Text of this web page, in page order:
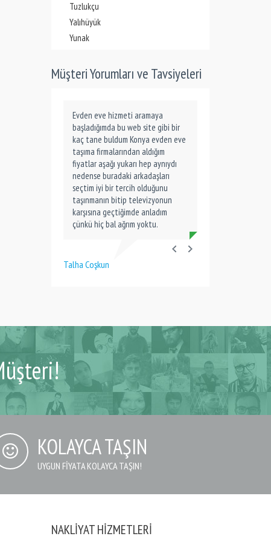
Tuzlukçu
Yalıhüyük
Yunak
Müşteri Yorumları ve Tavsiyeleri
Evden eve hizmeti aramaya
başladığımda bu web site gibi bir
kaç tane buldum Konya evden eve
taşıma firmalarından aldığım
fiyatlar aşağı yukarı hep aynıydı
nedense buradaki arkadaşları
seçtim iyi bir tercih olduğunu
taşınmanın bitip televizyonun
karşısına geçtiğimde anladım
çünkü hiç bal ağrım yoktu.
Talha Coşkun
KOLAYCA TAŞIN
UYGUN FIYATA KOLAYCA TAŞIN!
NAKLIYAT HIZMETLERI